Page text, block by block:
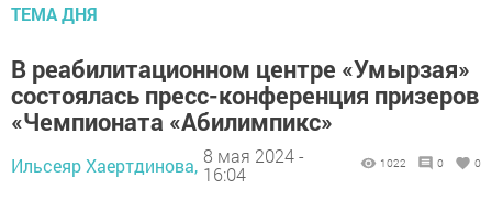
ТЕМА ДНЯ
В реабилитационном центре «Умырзая»
состоялась пресс-конференция призеров
«Чемпионата «Абилимпикс»
Ильсеяр Хаертдинова, 8 мая 2024 -
16:04
1022 0 0